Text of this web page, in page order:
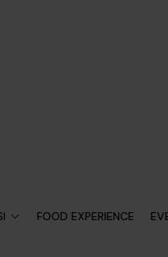
FOOD EXPERIENCE